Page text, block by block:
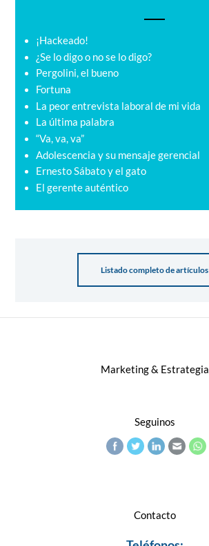
¡Hackeado!
¿Se lo digo o no se lo digo?
Pergolini, el bueno
Fortuna
La peor entrevista laboral de mi vida
La última palabra
“Va, va, va”
Adolescencia y su mensaje gerencial
Ernesto Sábato y el gato
El gerente auténtico
Listado completo de artículos
Marketing & Estrategia
Seguinos
Contacto